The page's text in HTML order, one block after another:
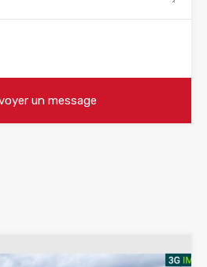
un message